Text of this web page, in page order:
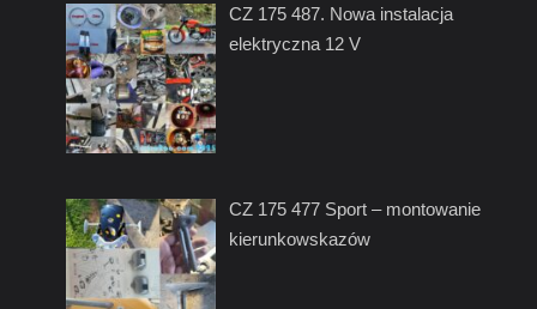
CZ 175 487. Nowa instalacja
elektryczna 12 V
CZ 175 477 Sport – montowanie
kierunkowskazów